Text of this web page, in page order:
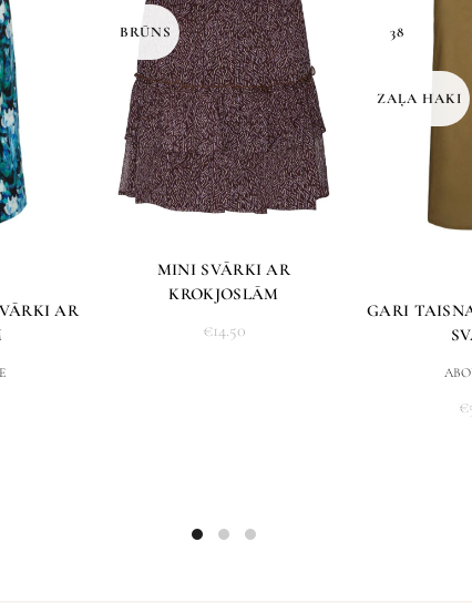
Krāsa Melns
IR NOLIKTAVĀ
PIEVIENOT
Interneta veikals Styliste
Rīgā, un tās tiek izsūtītas
AR
BRŪNS
MINI SVĀRKI AR
KROKJOSLĀM
€14.50
38
ZAĻA HAKI
GARI
€